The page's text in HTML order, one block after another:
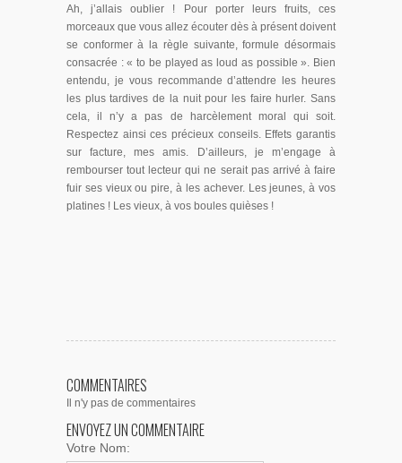
Ah, j’allais oublier ! Pour porter leurs fruits, ces
morceaux que vous allez écouter dès à présent doivent
se conformer à la règle suivante, formule désormais
consacrée : « to be played as loud as possible ». Bien
entendu, je vous recommande d’attendre les heures
les plus tardives de la nuit pour les faire hurler. Sans
cela, il n’y a pas de harcèlement moral qui soit.
Respectez ainsi ces précieux conseils. Effets garantis
sur facture, mes amis. D’ailleurs, je m’engage à
rembourser tout lecteur qui ne serait pas arrivé à faire
fuir ses vieux ou pire, à les achever. Les jeunes, à vos
platines ! Les vieux, à vos boules quièses !
COMMENTAIRES
Il n'y pas de commentaires
ENVOYEZ UN COMMENTAIRE
Votre Nom: